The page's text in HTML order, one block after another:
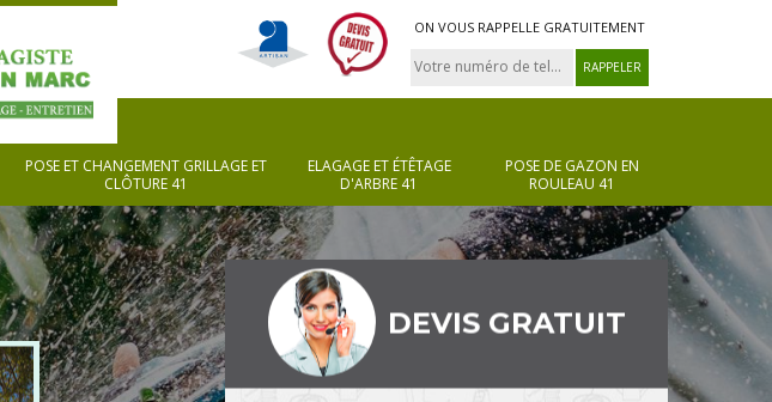
ON VOUS RAPPELLE GRATUITEMENT
POSE ET CHANGEMENT GRILLAGE ET
CLÔTURE 41
ELAGAGE ET ÉTÊTAGE
D'ARBRE 41
POSE DE GAZON EN
ROULEAU 41
DEVIS GRATUIT